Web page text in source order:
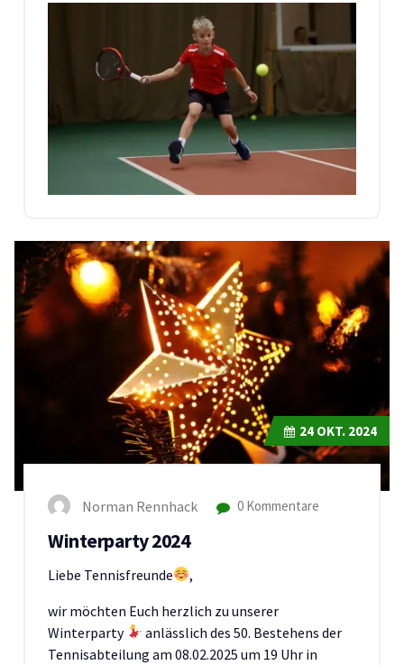
24 OKT. 2024
Norman Rennhack 0 Kommentare
Winterparty 2024
Liebe Tennisfreunde
,
wir möchten Euch herzlich zu unserer
Winterparty
anlässlich des 50. Bestehens der
Tennisabteilung am 08.02.2025 um 19 Uhr in